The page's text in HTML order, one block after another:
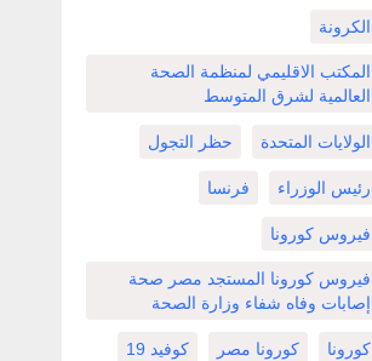
الكرونة
المكتب الاقليمي لمنظمة الصحة
العالمية لشرق المتوسط
الولايات المتحدة حظر التجول
رئيس الوزراء فرنسا
فيروس كورونا
فيروس كورونا المستجد مصر صحة
إصابات وفاه شفاء وزارة الصحة
كورونا كورونا مصر كوفيد 19